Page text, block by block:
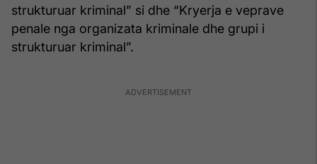
strukturuar kriminal” si dhe “Kryerja e veprave
penale nga organizata kriminale dhe grupi i
strukturuar kriminal”.